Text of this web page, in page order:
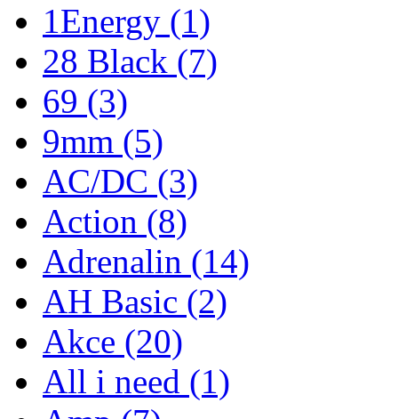
1Energy (1)
28 Black (7)
69 (3)
9mm (5)
AC/DC (3)
Action (8)
Adrenalin (14)
AH Basic (2)
Akce (20)
All i need (1)